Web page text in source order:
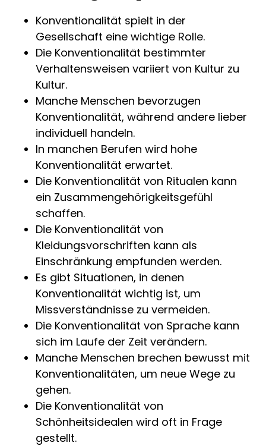
Konventionalität spielt in der
Gesellschaft eine wichtige Rolle.
Die Konventionalität bestimmter
Verhaltensweisen variiert von Kultur zu
Kultur.
Manche Menschen bevorzugen
Konventionalität, während andere lieber
individuell handeln.
In manchen Berufen wird hohe
Konventionalität erwartet.
Die Konventionalität von Ritualen kann
ein Zusammengehörigkeitsgefühl
schaffen.
Die Konventionalität von
Kleidungsvorschriften kann als
Einschränkung empfunden werden.
Es gibt Situationen, in denen
Konventionalität wichtig ist, um
Missverständnisse zu vermeiden.
Die Konventionalität von Sprache kann
sich im Laufe der Zeit verändern.
Manche Menschen brechen bewusst mit
Konventionalitäten, um neue Wege zu
gehen.
Die Konventionalität von
Schönheitsidealen wird oft in Frage
gestellt.